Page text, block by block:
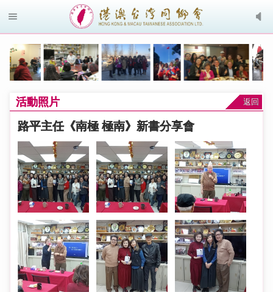
活動照片 返回
路平主任《南極 極南》新書分享會